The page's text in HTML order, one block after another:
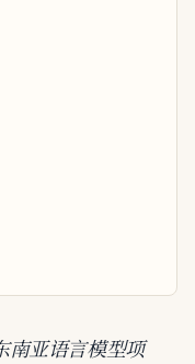
南亚语言模型项